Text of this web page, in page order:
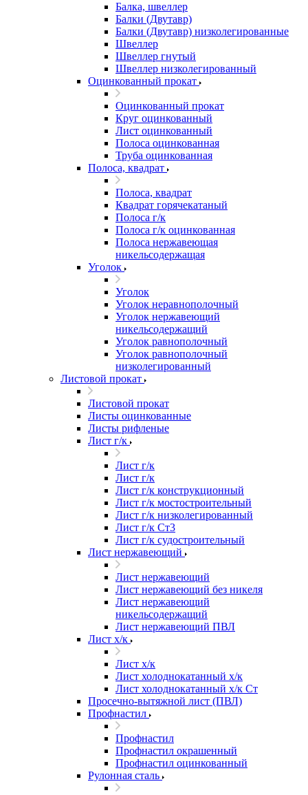
Балка, швеллер
Балки (Двутавр)
Балки (Двутавр) низколегированные
Швеллер
Швеллер гнутый
Швеллер низколегированный
Оцинкованный прокат
Оцинкованный прокат
Круг оцинкованный
Лист оцинкованный
Полоса оцинкованная
Труба оцинкованная
Полоса, квадрат
Полоса, квадрат
Квадрат горячекатаный
Полоса г/к
Полоса г/к оцинкованная
Полоса нержавеющая
никельсодержащая
Уголок
Уголок
Уголок неравнополочный
Уголок нержавеющий
никельсодержащий
Уголок равнополочный
Уголок равнополочный
низколегированный
Листовой прокат
Листовой прокат
Листы оцинкованные
Листы рифленые
Лист г/к
Лист г/к
Лист г/к
Лист г/к конструкционный
Лист г/к мостостроительный
Лист г/к низколегированный
Лист г/к Ст3
Лист г/к судостроительный
Лист нержавеющий
Лист нержавеющий
Лист нержавеющий без никеля
Лист нержавеющий
никельсодержащий
Лист нержавеющий ПВЛ
Лист х/к
Лист х/к
Лист холоднокатанный х/к
Лист холоднокатанный х/к Ст
Просечно-вытяжной лист (ПВЛ)
Профнастил
Профнастил
Профнастил окрашенный
Профнастил оцинкованный
Рулонная сталь